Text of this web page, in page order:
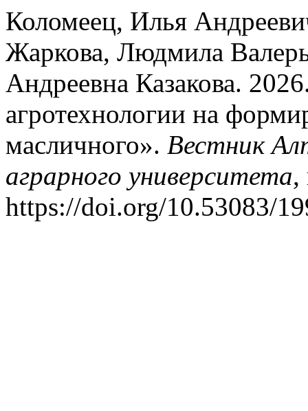
Коломеец, Илья
Жаркова, Людмила
Андреевна Казакова.
агротехнологии на
масличного». Вестник
аграрного университета,
https://doi.org/10.53083/